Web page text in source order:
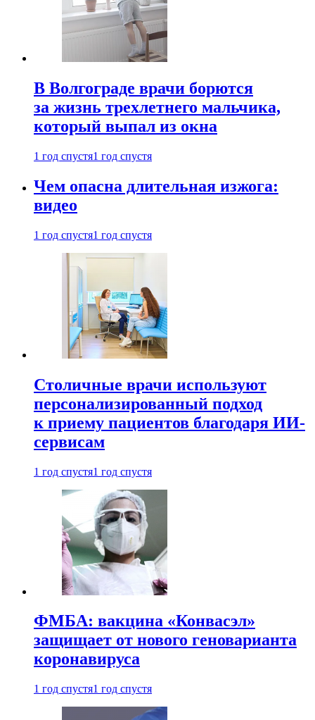
В Волгограде врачи борются
за жизнь трехлетнего мальчика,
который выпал из окна
1 год спустя1 год спустя
Чем опасна длительная изжога:
видео
1 год спустя1 год спустя
Столичные врачи используют
персонализированный подход
к приему пациентов благодаря ИИ-
сервисам
1 год спустя1 год спустя
ФМБА: вакцина «Конвасэл»
защищает от нового геноварианта
коронавируса
1 год спустя1 год спустя